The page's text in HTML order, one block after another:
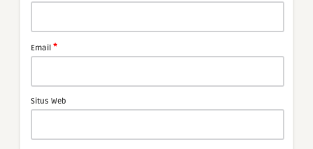
Email *
Situs Web